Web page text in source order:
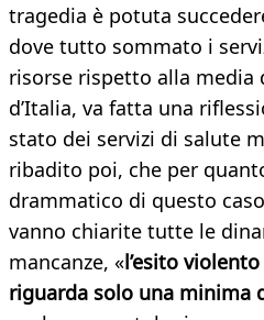
tragedia è potuta
dove tutto sommato i
risorse rispetto alla media
d’Italia, va fatta una
stato dei servizi di salute
ribadito poi, che per
drammatico di questo
vanno chiarite tutte le
mancanze, «l’esito
riguarda solo una minima